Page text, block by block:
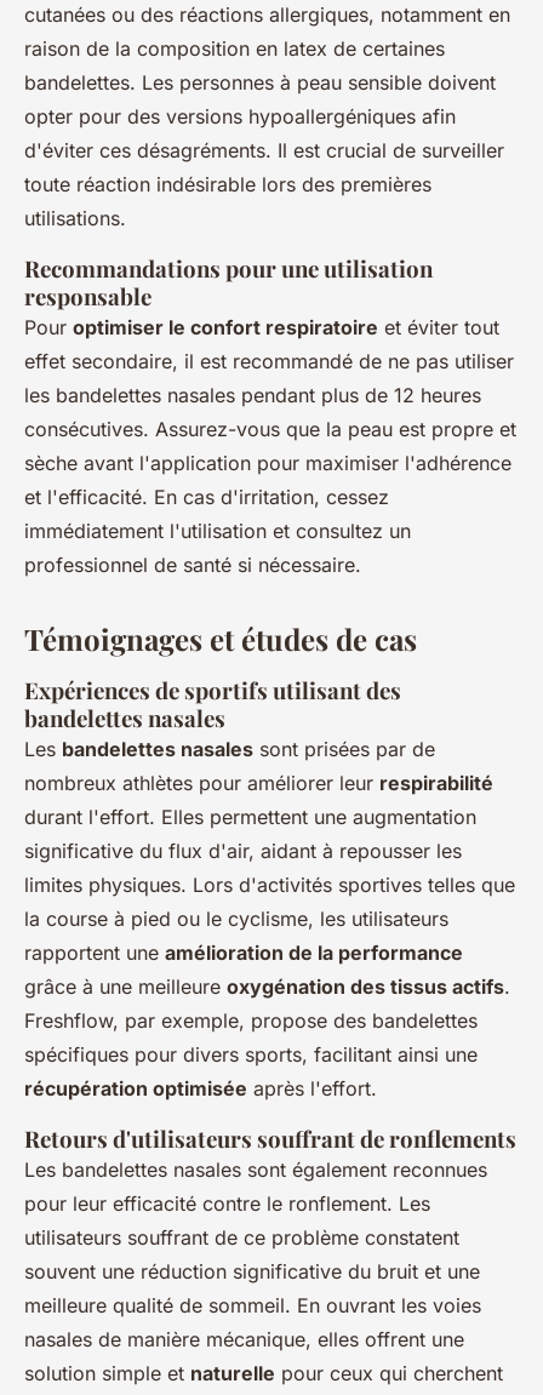
cutanées ou des réactions allergiques, notamment en
raison de la composition en latex de certaines
bandelettes. Les personnes à peau sensible doivent
opter pour des versions hypoallergéniques afin
d'éviter ces désagréments. Il est crucial de surveiller
toute réaction indésirable lors des premières
utilisations.
Recommandations pour une utilisation
responsable
Pour optimiser le confort respiratoire et éviter tout
effet secondaire, il est recommandé de ne pas utiliser
les bandelettes nasales pendant plus de 12 heures
consécutives. Assurez-vous que la peau est propre et
sèche avant l'application pour maximiser l'adhérence
et l'efficacité. En cas d'irritation, cessez
immédiatement l'utilisation et consultez un
professionnel de santé si nécessaire.
Témoignages et études de cas
Expériences de sportifs utilisant des
bandelettes nasales
Les bandelettes nasales sont prisées par de
nombreux athlètes pour améliorer leur respirabilité
durant l'effort. Elles permettent une augmentation
significative du flux d'air, aidant à repousser les
limites physiques. Lors d'activités sportives telles que
la course à pied ou le cyclisme, les utilisateurs
rapportent une amélioration de la performance
grâce à une meilleure oxygénation des tissus actifs.
Freshflow, par exemple, propose des bandelettes
spécifiques pour divers sports, facilitant ainsi une
récupération optimisée après l'effort.
Retours d'utilisateurs souffrant de ronflements
Les bandelettes nasales sont également reconnues
pour leur efficacité contre le ronflement. Les
utilisateurs souffrant de ce problème constatent
souvent une réduction significative du bruit et une
meilleure qualité de sommeil. En ouvrant les voies
nasales de manière mécanique, elles offrent une
solution simple et naturelle pour ceux qui cherchent